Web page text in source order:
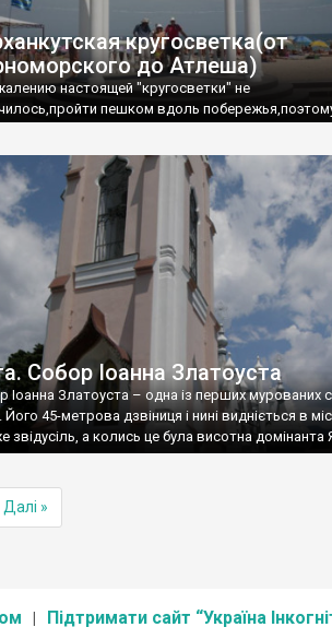
кругосветка(от
до Атлеша)
настоящей "кругосветки" не
пешком вдоль
Собор Іоанна Златоуста
Іоанна Златоуста – одна із перших мурованих
45-метрова дзвіниця і нині видніється в
звідусіль, а колись це була висотна домінанта
Далі »
Підтримати сайт “Україна